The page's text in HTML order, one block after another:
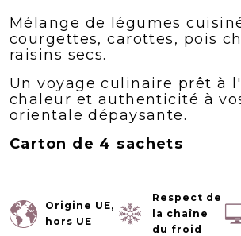
Mélange de légumes
courgettes, carottes, pois
raisins secs.
Un voyage culinaire prêt à
chaleur et authenticité à
orientale dépaysante.
Carton de 4 sachets
Origine UE,
hors UE
Respect de
la chaîne
du froid